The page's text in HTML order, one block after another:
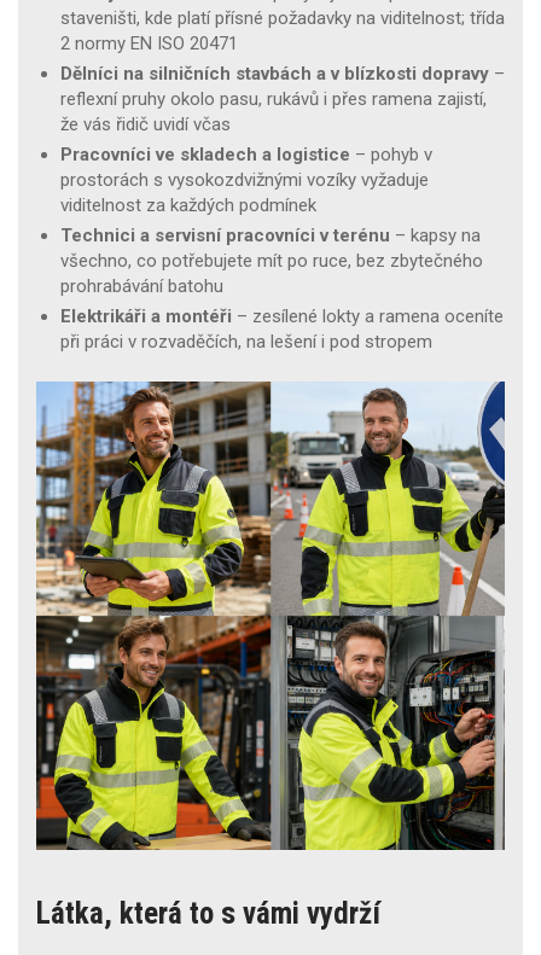
staveništi, kde platí přísné požadavky na viditelnost; třída
2 normy EN ISO 20471
Dělníci na silničních stavbách a v blízkosti dopravy –
reflexní pruhy okolo pasu, rukávů i přes ramena zajistí,
že vás řidič uvidí včas
Pracovníci ve skladech a logistice – pohyb v
prostorách s vysokozdvižnými vozíky vyžaduje
viditelnost za každých podmínek
Technici a servisní pracovníci v terénu – kapsy na
všechno, co potřebujete mít po ruce, bez zbytečného
prohrabávání batohu
Elektrikáři a montéři – zesílené lokty a ramena oceníte
při práci v rozvaděčích, na lešení i pod stropem
Látka, která to s vámi vydrží